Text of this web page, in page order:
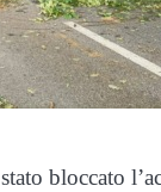
bloccato